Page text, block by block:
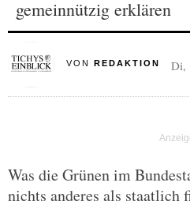
gemeinnützig erklären
VON REDAKTION Di,
Was die Grünen im
nichts anderes als staatlich